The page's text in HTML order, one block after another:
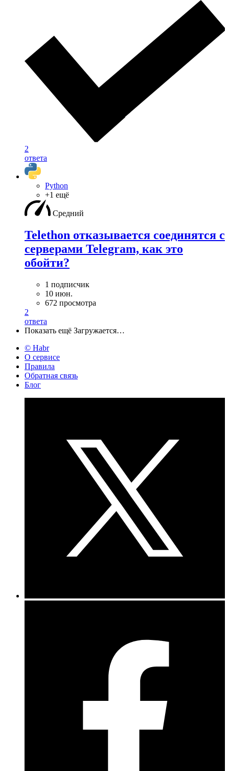
2
ответа
Python
+1 ещё
Средний
Telethon отказывается соединятся с
серверами Telegram, как это
обойти?
1 подписчик
10 июн.
672 просмотра
2
ответа
Показать ещё Загружается…
© Habr
О сервисе
Правила
Обратная связь
Блог